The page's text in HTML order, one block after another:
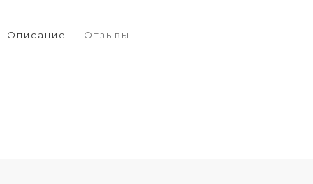
Описание Отзывы